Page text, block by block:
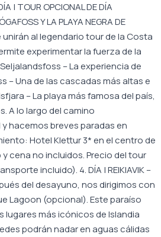
| TOUR OPCIONAL DE DÍA
Y LA PLAYA NEGRA DE
unirán al legendario tour de la Costa
experimentar la fuerza de la
– La experiencia de
– Una de las cascadas más altas e
– La playa más famosa del país,
A lo largo del camino
hacemos breves paradas en
Hotel Klettur 3* en el centro de
cena no incluidos. Precio del tour
incluido). 4. DÍA | REIKIAVIK –
del desayuno, nos dirigimos con
Lagoon (opcional). Este paraíso
lugares más icónicos de Islandia
podrán nadar en aguas cálidas